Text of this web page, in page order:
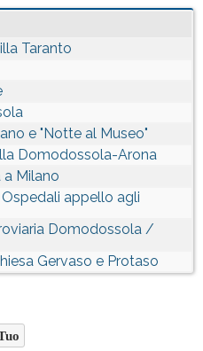
Taranto
e "Notte al Museo"
Domodossola-Arona
Milano
appello agli
Domodossola /
Gervaso e Protaso